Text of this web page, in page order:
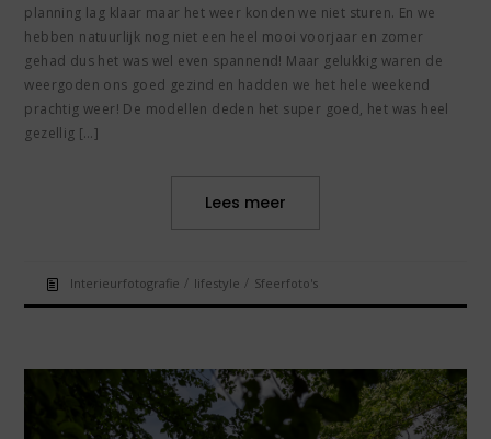
planning lag klaar maar het weer konden we niet sturen. En we
hebben natuurlijk nog niet een heel mooi voorjaar en zomer
gehad dus het was wel even spannend! Maar gelukkig waren de
weergoden ons goed gezind en hadden we het hele weekend
prachtig weer! De modellen deden het super goed, het was heel
gezellig […]
Lees meer
Interieurfotografie / lifestyle / Sfeerfoto's